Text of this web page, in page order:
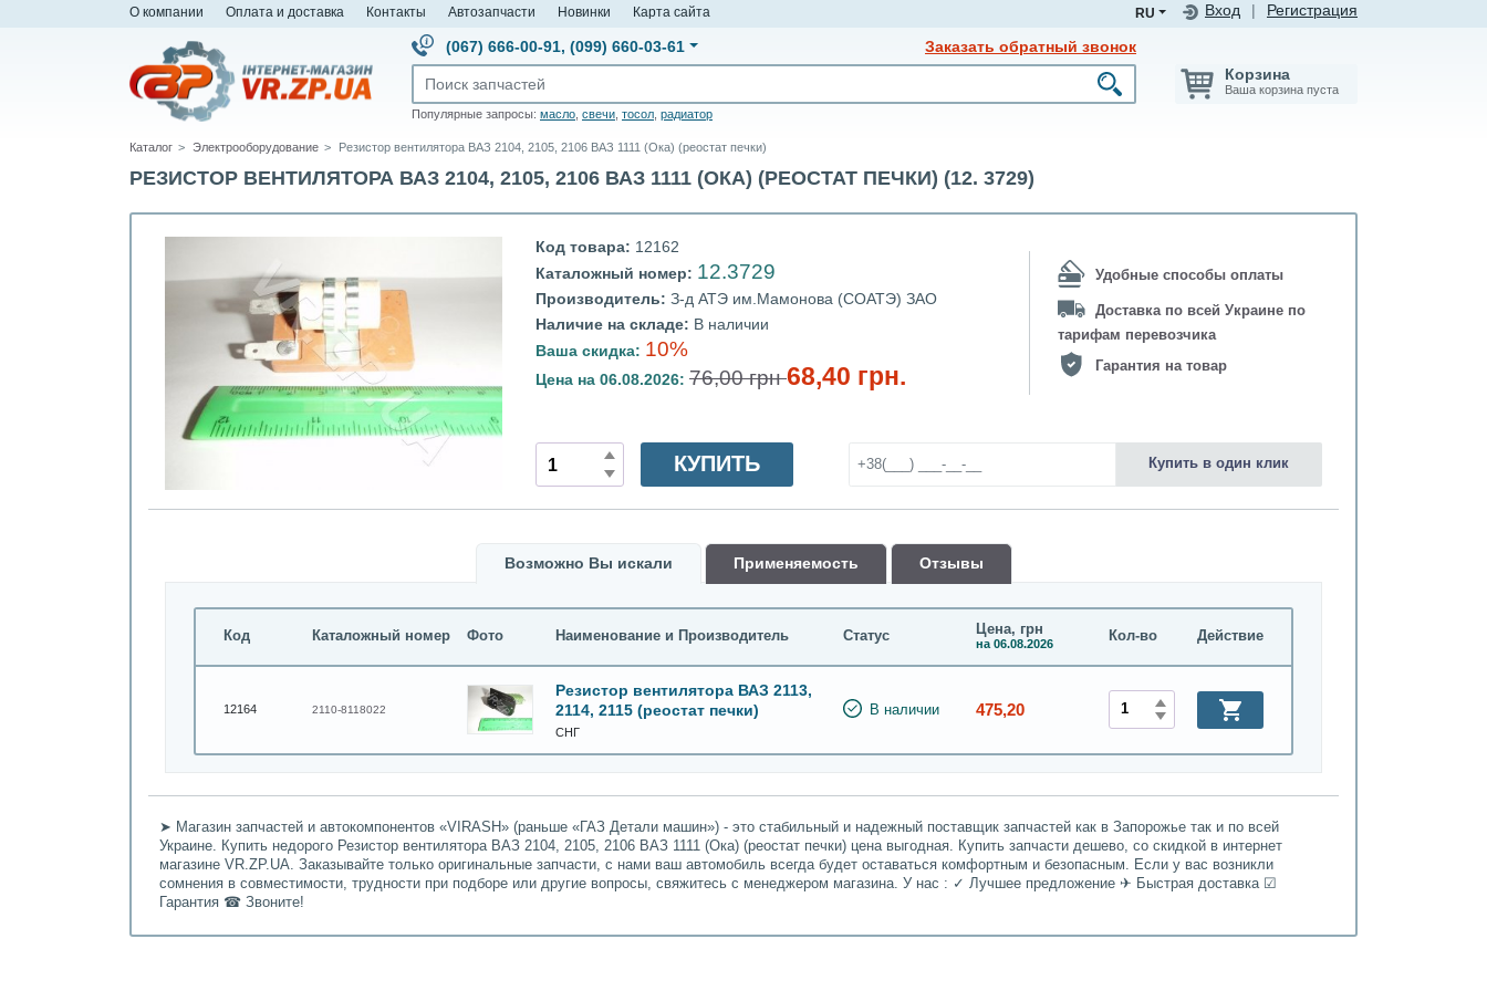
О компании Оплата и доставка Контакты Автозапчасти Новинки Карта сайта Вход Регистрация
RU
(067) 666-00-91, (099) 660-03-61 Заказать обратный звонок
Популярные запросы: масло свечи тосол радиатор
Корзина
Ваша корзина пуста
Каталог Электрооборудование Резистор вентилятора ВАЗ 2104, 2105, 2106 ВАЗ 1111 (Ока) (реостат печки)
РЕЗИСТОР ВЕНТИЛЯТОРА ВАЗ 2104, 2105, 2106 ВАЗ 1111 (ОКА) (РЕОСТАТ ПЕЧКИ) (12. 3729)
Код товара: 12162
Каталожный номер: 12.3729
Производитель: З-д АТЭ им.Мамонова (СОАТЭ) ЗАО
Наличие на складе: В наличии
Ваша скидка: 10%
Цена на 06.08.2026: 76,00 грн68,40 грн.
Удобные способы оплаты
Доставка по всей Украине по
тарифам перевозчика
Гарантия на товар
КУПИТЬ Купить в один клик
Возможно Вы искали Применяемость Oтзывы
Код Каталожный номер Фото Наименование и Производитель Статус Цена, грн
на 06.08.2026 Кол-во Действие
12164 2110-8118022
Резистор вентилятора ВАЗ 2113,
2114, 2115 (реостат печки)
СНГ
В наличии 475,20
➤ Магазин запчастей и автокомпонентов «VIRASH» (раньше «ГАЗ Детали машин») - это стабильный и надежный поставщик запчастей как в Запорожье так и по всей
Украине. Купить недорого Резистор вентилятора ВАЗ 2104, 2105, 2106 ВАЗ 1111 (Ока) (реостат печки) цена выгодная. Купить запчасти дешево, со скидкой в интернет
магазине VR.ZP.UA. Заказывайте только оригинальные запчасти, с нами ваш автомобиль всегда будет оставаться комфортным и безопасным. Если у вас возникли
сомнения в совместимости, трудности при подборе или другие вопросы, свяжитесь с менеджером магазина. У нас : ✓ Лучшее предложение ✈ Быстрая доставка ☑
Гарантия ☎ Звоните!